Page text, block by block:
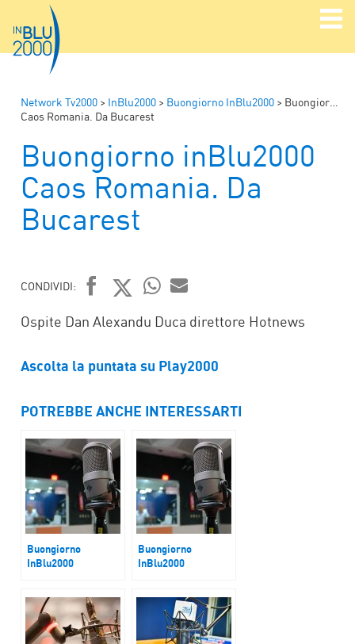
Network Tv2000 > InBlu2000 > Buongiorno InBlu2000 > Buongiorno inBlu2000
Caos Romania. Da Bucarest
Buongiorno inBlu2000
Caos Romania. Da
Bucarest
CONDIVIDI:
FACEBOOK
TWITTER
WHATSAPP
MAIL
Ospite Dan Alexandu Duca direttore Hotnews
Ascolta la puntata su Play2000
POTREBBE ANCHE INTERESSARTI
Buongiorno
InBlu2000
Buongiorno
InBlu2000